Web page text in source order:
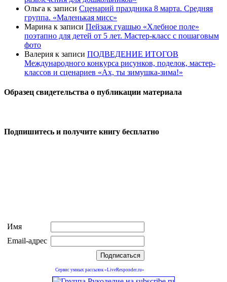
Ольга к записи Сценарий праздника 8 марта. Средняя
группа. «Маленькая мисс»
Марина к записи Пейзаж гуашью «Хлебное поле»
поэтапно для детей от 5 лет. Мастер-класс с пошаговым
фото
Валерия к записи ПОДВЕДЕНИЕ ИТОГОВ
Международного конкурса рисунков, поделок, мастер-
классов и сценариев «Ах, ты зимушка-зима!»
Образец свидетельства о публикации материала
Подпишитесь и получите книгу бесплатно
Имя
Email-адрес
Сервис умных рассылок «LiveResponder.ru»